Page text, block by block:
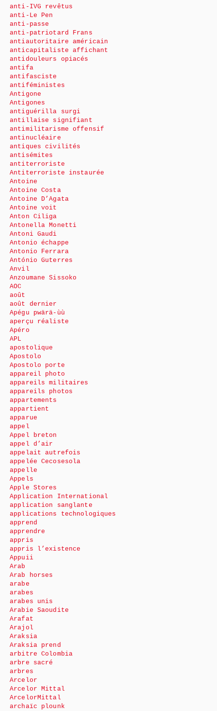
anti-IVG revêtus
anti-Le Pen
anti-passe
anti-patriotard Frans
antiautoritaire américain
anticapitaliste affichant
antidouleurs opiacés
antifa
antifasciste
antiféministes
Antigone
Antigones
antiguérilla surgi
antillaise signifiant
antimilitarisme offensif
antinucléaire
antiques civilités
antisémites
antiterroriste
Antiterroriste instaurée
Antoine
Antoine Costa
Antoine D’Agata
Antoine voit
Anton Ciliga
Antonella Monetti
Antoni Gaudi
Antonio échappe
Antonio Ferrara
António Guterres
Anvil
Anzoumane Sissoko
AOC
août
août dernier
Apégu pwärä-ùù
aperçu réaliste
Apéro
APL
apostolique
Apostolo
Apostolo porte
appareil photo
appareils militaires
appareils photos
appartements
appartient
apparue
appel
Appel breton
appel d’air
appelait autrefois
appelée Cecosesola
appelle
Appels
Apple Stores
Application International
application sanglante
applications technologiques
apprend
apprendre
appris
appris l’existence
Appuii
Arab
Arab horses
arabe
arabes
arabes unis
Arabie Saoudite
Arafat
Arajol
Araksia
Araksia prend
arbitre Colombia
arbre sacré
arbres
Arcelor
Arcelor Mittal
ArcelorMittal
archaïc plounk